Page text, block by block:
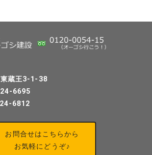
蔵王3-1-38
6695
6812
お問合せはこちらから
お気軽にどうぞ♪